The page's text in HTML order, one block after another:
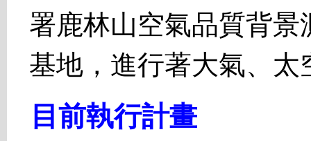
署鹿林山空氣品質背
基地，進行著大氣、
目前執行計畫